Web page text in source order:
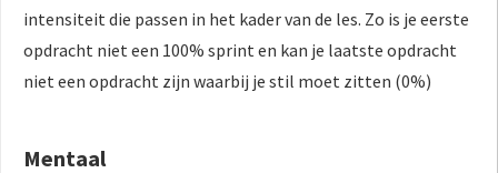
intensiteit die passen in het kader van de les. Zo is je eerste
opdracht niet een 100% sprint en kan je laatste opdracht
niet een opdracht zijn waarbij je stil moet zitten (0%)
Mentaal